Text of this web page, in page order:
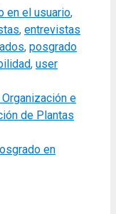
en el usuario,
, entrevistas
, posgrado
, user
e
de Plantas
en